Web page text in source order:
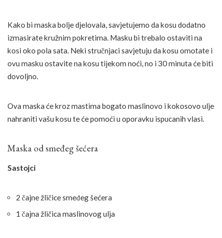
Kako bi maska bolje djelovala, savjetujemo da kosu dodatno
izmasirate kružnim pokretima. Masku bi trebalo ostaviti na
kosi oko pola sata. Neki stručnjaci savjetuju da kosu omotate i
ovu masku ostavite na kosu tijekom noći, no i 30 minuta će biti
dovoljno.
Ova maska će kroz mastima bogato maslinovo i kokosovo ulje
nahraniti vašu kosu te će pomoći u oporavku ispucanih vlasi.
Maska od smeđeg šećera
Sastojci
2 čajne žličice smeđeg šećera
1 čajna žličica maslinovog ulja